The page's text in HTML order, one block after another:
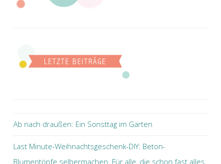
Ab nach draußen: Ein Sonsttag im Garten
Last Minute-Weihnachtsgeschenk-DIY: Beton-
Blumentöpfe selbermachen. Für alle, die schon fast alles